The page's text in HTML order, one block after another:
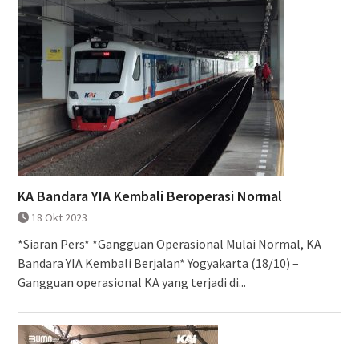
KA Bandara YIA Kembali Beroperasi Normal
18 Okt 2023
*Siaran Pers* *Gangguan Operasional Mulai Normal, KA
Bandara YIA Kembali Berjalan* Yogyakarta (18/10) –
Gangguan operasional KA yang terjadi di...